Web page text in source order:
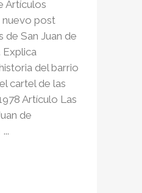
Artículos
nuevo post
de San Juan de
Explica
del barrio
cartel de las
Artículo Las
de